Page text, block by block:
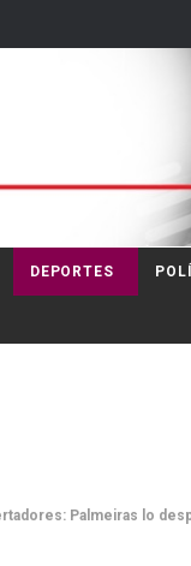
DEPORTES
Palmeiras lo